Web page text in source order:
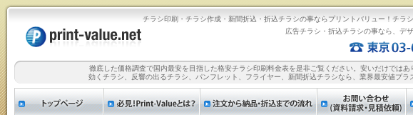
チラシ印刷・チラシ作成・新聞折込・折込チラシの事ならプリントバリュー！チラ
広告チラシ・折込チラシの事なら、デ
徹底した価格調査で国内最安を目指した格安チラシ印刷料金表を是非ご覧ください。安いだけではあ
効くチラシ、反響の出るチラシ、パンフレット、フライヤー、新聞折込チラシなら、業界最安値プラ